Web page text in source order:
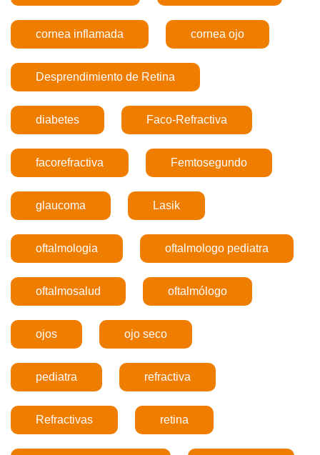
cornea inflamada cornea ojo
Desprendimiento de Retina
diabetes Faco-Refractiva
facorefractiva Femtosegundo
glaucoma Lasik
oftalmologia oftalmologo pediatra
oftalmosalud oftalmólogo
ojos ojo seco
pediatra refractiva
Refractivas retina